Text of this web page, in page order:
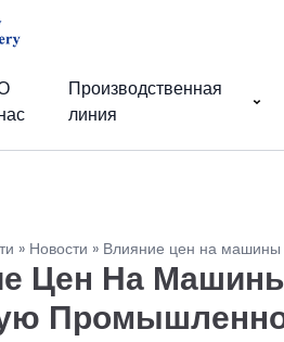
Производственная
линия
» Новости » Влияние цен на машины
Цен На